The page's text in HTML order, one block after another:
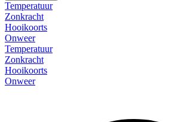
Temperatuur
Zonkracht
Hooikoorts
Onweer
Temperatuur
Zonkracht
Hooikoorts
Onweer